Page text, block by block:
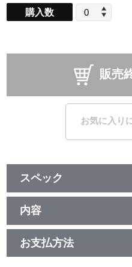
購入数
販売
お気に入り
スペック
品番：TU-14391
ジャンル：クリアファイル
素材：PP
サイズ：A4
生産エリア：日本
内容
「今、過去、未来の三原色」衣
したクリアファイルセットが登場
Edel Noteは2枚セットです。
お支払方法